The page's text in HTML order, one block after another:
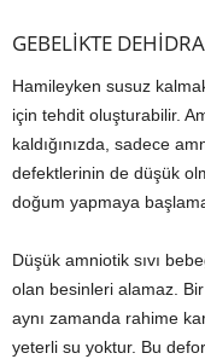
GEBELİKTE
Hamileyken susuz
için tehdit oluşturabilir.
kaldığınızda, sadece
defektlerinin de düşük
doğum yapmaya
Düşük amniotik sıvı
olan besinleri alamaz.
aynı zamanda rahime
yeterli su yoktur. Bu